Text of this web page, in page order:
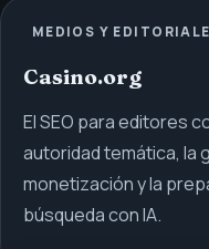
MEDIOS Y
Casino.org
El SEO para editores
autoridad temática, la
monetización y la
búsqueda con IA.